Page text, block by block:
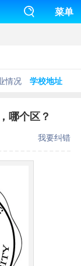
菜单
情况 学校地址
哪个区？
我要纠错